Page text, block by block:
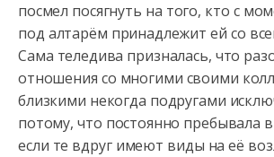
посмел посягнуть на того, кто с
под алтарём принадлежит ей со
Сама теледива призналась, что
отношения со многими своими
близкими некогда подругами
потому, что постоянно пребывала в
если те вдруг имеют виды на её